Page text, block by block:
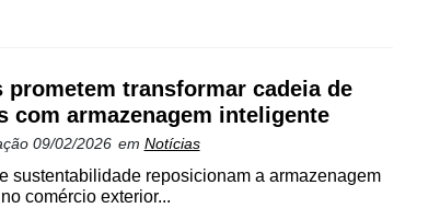
prometem transformar cadeia de
com armazenagem inteligente
09/02/2026 em Notícias
sustentabilidade reposicionam a armazenagem
comércio exterior...